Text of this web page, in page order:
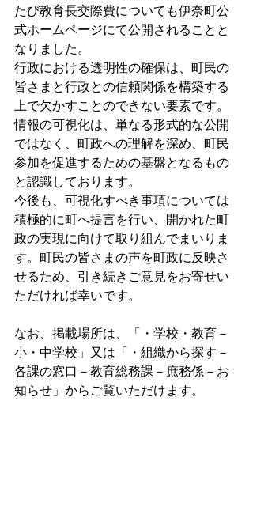
たび教育長交際費についても伊奈町公
式ホームページにて公開されることと
なりました。
行政における透明性の確保は、町民の
皆さまと行政との信頼関係を構築する
上で欠かすことのできない要素です。
情報の可視化は、単なる形式的な公開
ではなく、町政への理解を深め、町民
参加を促進するための基盤となるもの
と認識しております。
今後も、可視化すべき事項については
積極的に町へ提言を行い、開かれた町
政の実現に向けて取り組んでまいりま
す。町民の皆さまの声を町政に反映さ
せるため、引き続きご意見をお寄せい
ただければ幸いです。
なお、 掲載場所は、「・学校・教育－
小・中学校」又は「・組織から探す－
各課の窓口－教育総務課－庶務係－お
知らせ」からご覧いただけます。